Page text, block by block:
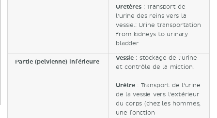
Uretères: Transport de
l'urine des reins vers la
vessie.: Urine transportation
from kidneys to urinary
bladder
Partie (pelvienne) inférieure
Vessie : stockage de l'urine
et contrôle de la miction.
Urètre : Transport de l'urine
de la vessie vers l'extérieur
du corps (chez les hommes,
une fonction